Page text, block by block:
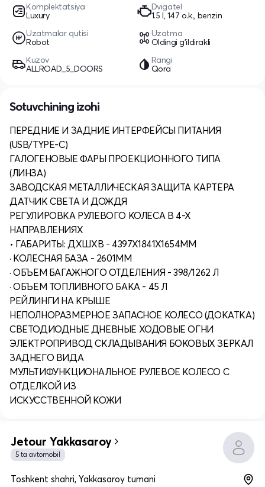
Komplektatsiya
Luxury
Dvigatel
1.5 l, 147 o.k., benzin
Uzatmalar qutisi
Robot
Uzatma
Oldingi g'ildirakli
Kuzov
ALLROAD_5_DOORS
Rangi
Qora
Sotuvchining izohi
ПЕРЕДНИЕ И ЗАДНИЕ ИНТЕРФЕЙСЫ ПИТАНИЯ
(USB/TYPE-С)
ГАЛОГЕНОВЫЕ ФАРЫ ПРОЕКЦИОННОГО ТИПА
(ЛИНЗА)
ЗАВОДСКАЯ МЕТАЛЛИЧЕСКАЯ ЗАЩИТА КАРТЕРА
ДАТЧИК СВЕТА И ДОЖДЯ
РЕГУЛИРОВКА РУЛЕВОГО КОЛЕСА В 4-Х
НАПРАВЛЕНИЯХ
• ГАБАРИТЫ: ДХШХВ - 4397Х1841Х1654ММ
· КОЛЕСНАЯ БАЗА - 2601ММ
· ОБЪЕМ БАГАЖНОГО ОТДЕЛЕНИЯ - 398/1262 Л
· ОБЪЕМ ТОПЛИВНОГО БАКА - 45 Л
РЕЙЛИНГИ НА КРЫШЕ
НЕПОЛНОРАЗМЕРНОЕ ЗАПАСНОЕ КОЛЕСО (ДОКАТКА)
СВЕТОДИОДНЫЕ ДНЕВНЫЕ ХОДОВЫЕ ОГНИ
ЭЛЕКТРОПРИВОД СКЛАДЫВАНИЯ БОКОВЫХ ЗЕРКАЛ
ЗАДНЕГО ВИДА
МУЛЬТИФУНКЦИОНАЛЬНОЕ РУЛЕВОЕ КОЛЕСО С
ОТДЕЛКОЙ ИЗ
ИСКУССТВЕННОЙ КОЖИ
Jetour Yakkasaroy
5 ta avtomobil
Toshkent shahri, Yakkasaroy tumani